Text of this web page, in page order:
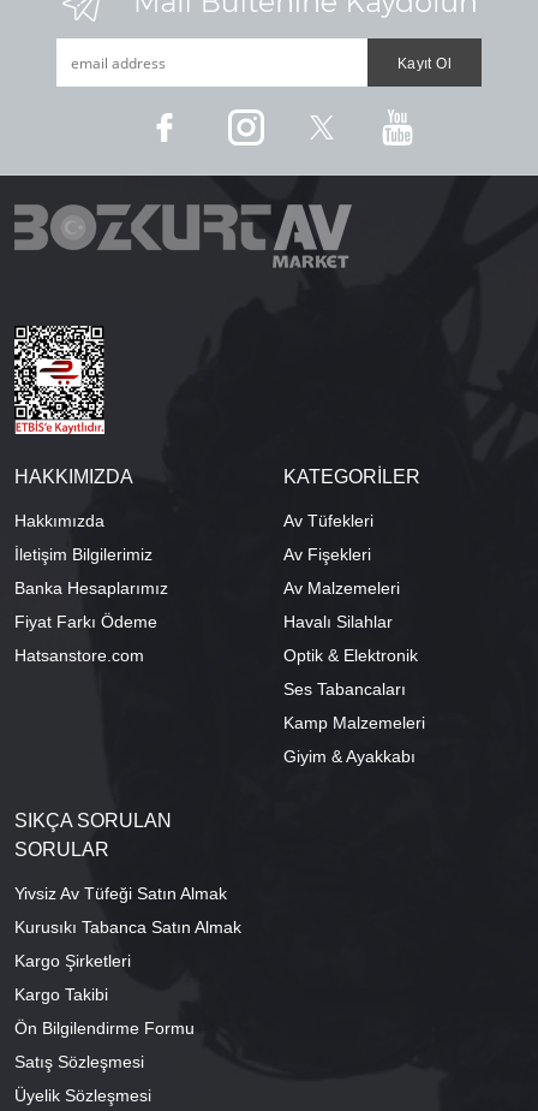
HAKKIMIZDA
Hakkımızda
İletişim Bilgilerimiz
Banka Hesaplarımız
Fiyat Farkı Ödeme
Hatsanstore.com
KATEGORİLER
Av Tüfekleri
Av Fişekleri
Av Malzemeleri
Havalı Silahlar
Optik & Elektronik
Ses Tabancaları
Kamp Malzemeleri
Giyim & Ayakkabı
SIKÇA SORULAN
SORULAR
Yivsiz Av Tüfeği Satın Almak
Kurusıkı Tabanca Satın Almak
Kargo Şirketleri
Kargo Takibi
Ön Bilgilendirme Formu
Satış Sözleşmesi
Üyelik Sözleşmesi